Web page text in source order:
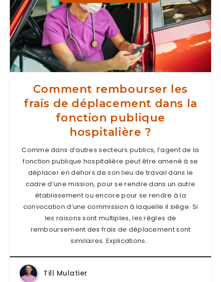
Comment rembourser les
frais de déplacement dans la
fonction publique
hospitalière ?
Comme dans d’autres secteurs publics, l’agent de la
fonction publique hospitalière peut être amené à se
déplacer en dehors de son lieu de travail dans le
cadre d’une mission, pour se rendre dans un autre
établissement ou encore pour se rendre à la
convocation d’une commission à laquelle il siège. Si
les raisons sont multiples, les règles de
remboursement des frais de déplacement sont
similaires. Explications.
Till Mulatier